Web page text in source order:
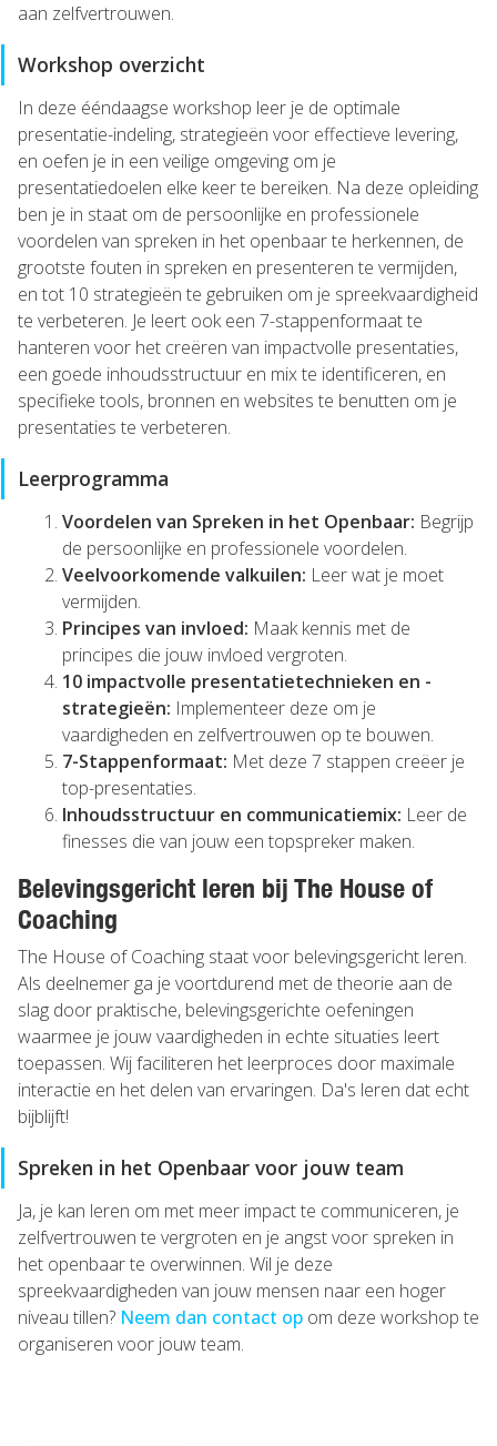
aan zelfvertrouwen.
Workshop overzicht
In deze ééndaagse workshop leer je de optimale
presentatie-indeling, strategieën voor effectieve levering,
en oefen je in een veilige omgeving om je
presentatiedoelen elke keer te bereiken. Na deze opleiding
ben je in staat om de persoonlijke en professionele
voordelen van spreken in het openbaar te herkennen, de
grootste fouten in spreken en presenteren te vermijden,
en tot 10 strategieën te gebruiken om je spreekvaardigheid
te verbeteren. Je leert ook een 7-stappenformaat te
hanteren voor het creëren van impactvolle presentaties,
een goede inhoudsstructuur en mix te identificeren, en
specifieke tools, bronnen en websites te benutten om je
presentaties te verbeteren.
Leerprogramma
Voordelen van Spreken in het Openbaar: Begrijp
de persoonlijke en professionele voordelen.
Veelvoorkomende valkuilen: Leer wat je moet
vermijden.
Principes van invloed: Maak kennis met de
principes die jouw invloed vergroten.
10 impactvolle presentatietechnieken en -
strategieën: Implementeer deze om je
vaardigheden en zelfvertrouwen op te bouwen.
7-Stappenformaat: Met deze 7 stappen creëer je
top-presentaties.
Inhoudsstructuur en communicatiemix: Leer de
finesses die van jouw een topspreker maken.
Belevingsgericht leren bij The House of
Coaching
The House of Coaching staat voor belevingsgericht leren.
Als deelnemer ga je voortdurend met de theorie aan de
slag door praktische, belevingsgerichte oefeningen
waarmee je jouw vaardigheden in echte situaties leert
toepassen. Wij faciliteren het leerproces door maximale
interactie en het delen van ervaringen. Da's leren dat echt
bijblijft!
Spreken in het Openbaar voor jouw team
Ja, je kan leren om met meer impact te communiceren, je
zelfvertrouwen te vergroten en je angst voor spreken in
het openbaar te overwinnen. Wil je deze
spreekvaardigheden van jouw mensen naar een hoger
niveau tillen? Neem dan contact op om deze workshop te
organiseren voor jouw team.